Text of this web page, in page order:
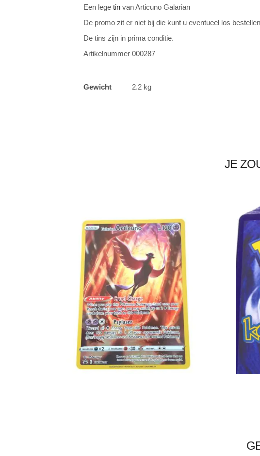
Een lege tin van Articuno Galarian
De promo zit er niet bij die kunt u eventueel los bestellen
De tins zijn in prima conditie.
Artikelnummer 000287
Gewicht 2.2 kg
JE
€8.99